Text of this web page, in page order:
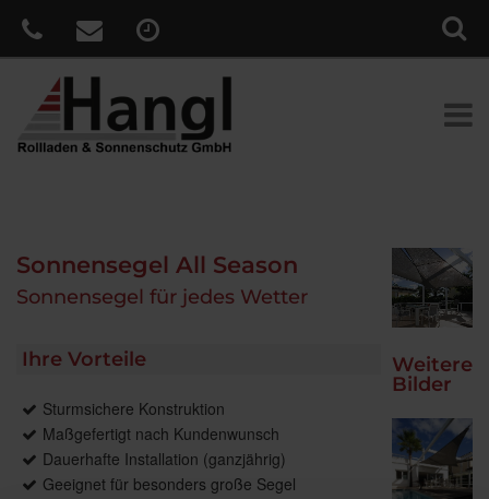
Sonnensegel All Season
Sonnensegel für jedes Wetter
Ihre Vorteile
Sturmsichere Konstruktion
Maßgefertigt nach Kundenwunsch
Dauerhafte Installation (ganzjährig)
Geeignet für besonders große Segel
Weitere
Bilder